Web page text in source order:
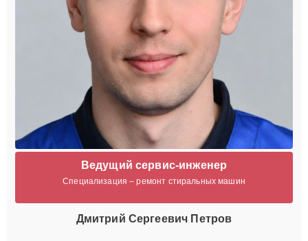
Ведущий сервис-инженер
Специализация – ремонт стиральных машин
Дмитрий Сергеевич Петров